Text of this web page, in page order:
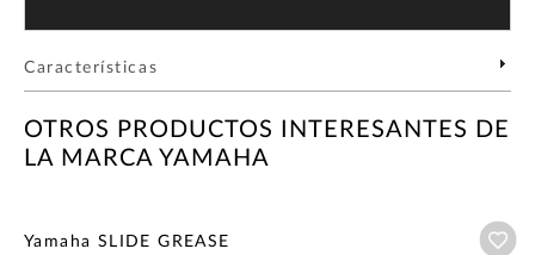
Características
OTROS PRODUCTOS INTERESANTES DE
LA MARCA YAMAHA
Yamaha SLIDE GREASE